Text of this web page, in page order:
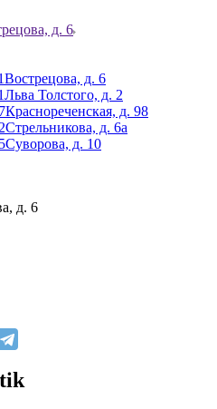
д. 6
Вострецова, д. 6
Льва Толстого, д. 2
Краснореченская, д. 98
Стрельникова, д. 6а
Суворова, д. 10
д. 6